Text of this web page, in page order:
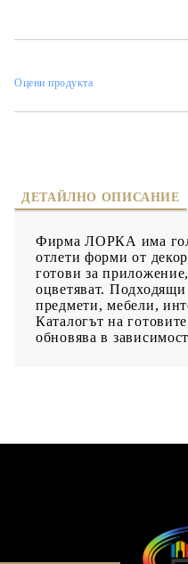
Оцени продукта
ДЕТАЙЛНО ОПИСАНИЕ
Фирма ЛОРКА има
отлети форми от
готови за
оцветяват. Подходящи
предмети, мебели,
Каталогът на
обновява в